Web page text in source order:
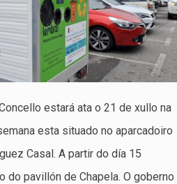
estará ata o 21 de xullo na
esta situado no aparcadoiro
Casal. A partir do día 15
do pavillón de Chapela. O goberno